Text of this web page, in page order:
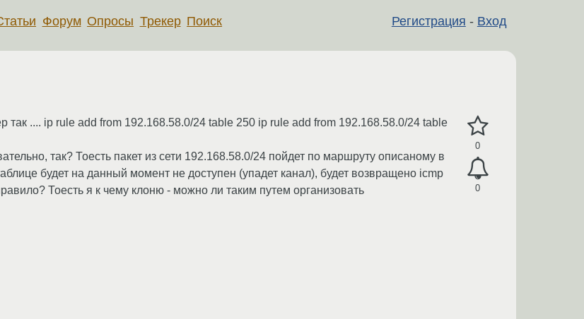
Регистрация - Вход
Форум Опросы Трекер Поиск
0
0
так .... ip rule add from 192.168.58.0/24 table 250 ip rule add from 192.168.58.0/24 table
так? Тоесть пакет из сети 192.168.58.0/24 пойдет по маршруту описаному в
будет на данный момент не доступен (упадет канал), будет возвращено icmp
Тоесть я к чему клоню - можно ли таким путем организовать